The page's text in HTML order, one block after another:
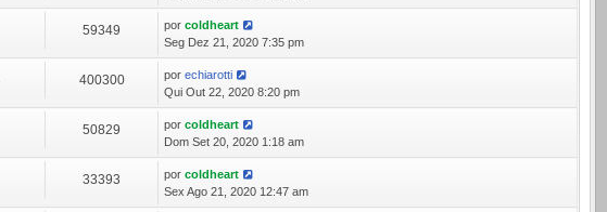
59349 porcoldheart
Seg Dez 21, 2020 7:35 pm
400300 porechiarotti
Qui Out 22, 2020 8:20 pm
50829 porcoldheart
Dom Set 20, 2020 1:18 am
33393 porcoldheart
Sex Ago 21, 2020 12:47 am